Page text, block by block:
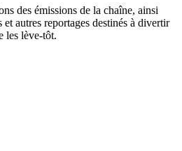
des émissions de la chaîne, ainsi
et autres reportages destinés à divertir
les lève-tôt.